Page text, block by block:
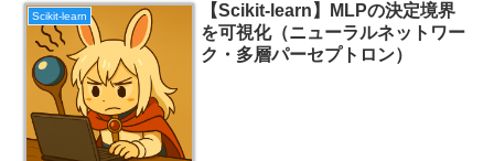
Scikit-learn
【Scikit-learn】MLPの決定境界
を可視化（ニューラルネットワー
ク・多層パーセプトロン）